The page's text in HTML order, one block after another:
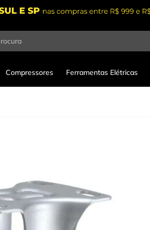
Compressores Ferramentas Elétricas